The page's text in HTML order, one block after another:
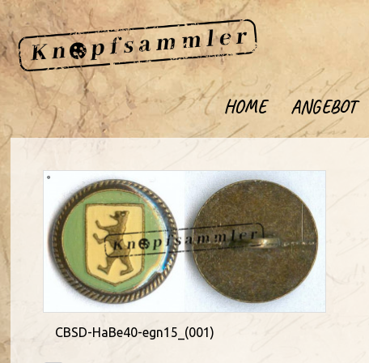
HOME ANGEBOT
CBSD-HaBe40-egn15_(001)